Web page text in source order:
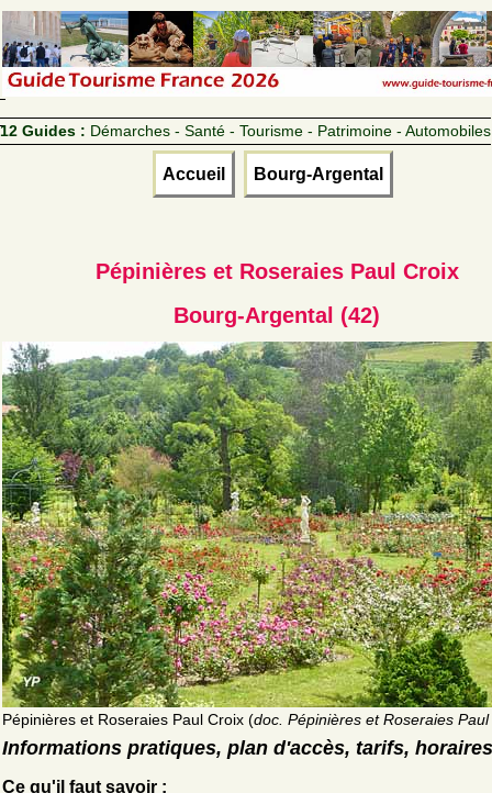
12 Guides : Démarches - Santé - Tourisme - Patrimoine - Automobiles
Accueil Bourg-Argental
Pépinières et Roseraies Paul Croix
Bourg-Argental (42)
Pépinières et Roseraies Paul Croix (doc. Pépinières et Roseraies
Informations pratiques, plan d'accès, tarifs, horaires
Ce qu'il faut savoir :